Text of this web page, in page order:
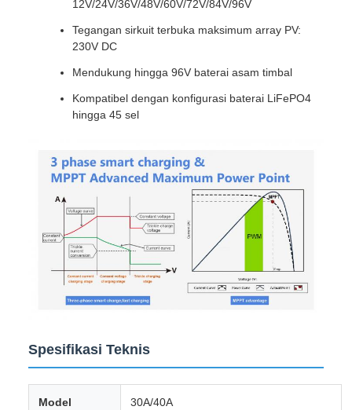
12V/24V/36V/48V/60V/72V/84V/96V
Tegangan sirkuit terbuka maksimum array PV:
230V DC
Mendukung hingga 96V baterai asam timbal
Kompatibel dengan konfigurasi baterai LiFePO4
hingga 45 sel
Spesifikasi Teknis
Model 30A/40A